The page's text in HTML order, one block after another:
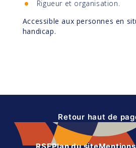
Rigueur et organisation.
Accessible aux personnes en
handicap.
Retour haut de
RSEPlan du site